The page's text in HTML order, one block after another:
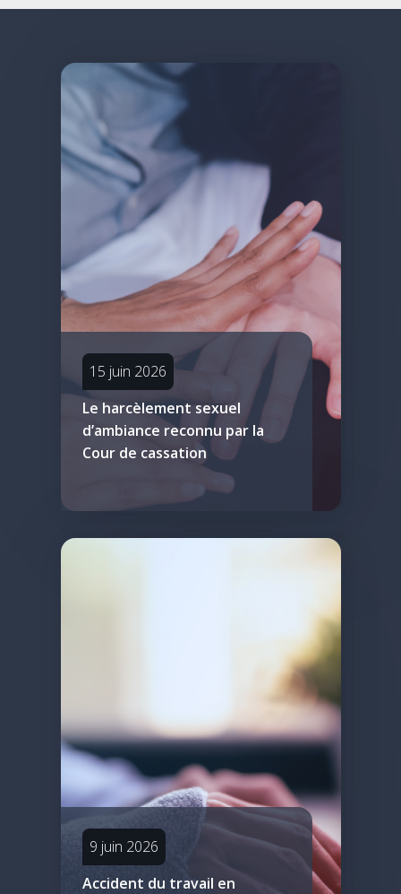
15 juin 2026
Le harcèlement sexuel
d’ambiance reconnu par la
Cour de cassation
9 juin 2026
Accident du travail en